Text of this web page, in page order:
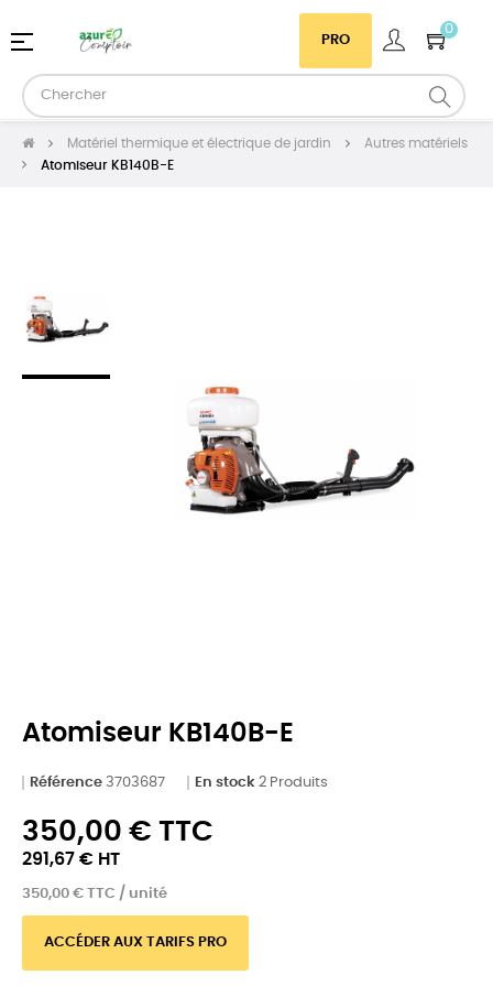
PRO
0
Basculer
navigation
☰
Matériel thermique et électrique de jardin
Autres matériels
Atomiseur KB140B-E
Atomiseur KB140B-E
Référence 3703687 En stock 2 Produits
350,00 € TTC
291,67 € HT
350,00 € TTC / unité
ACCÉDER AUX TARIFS PRO